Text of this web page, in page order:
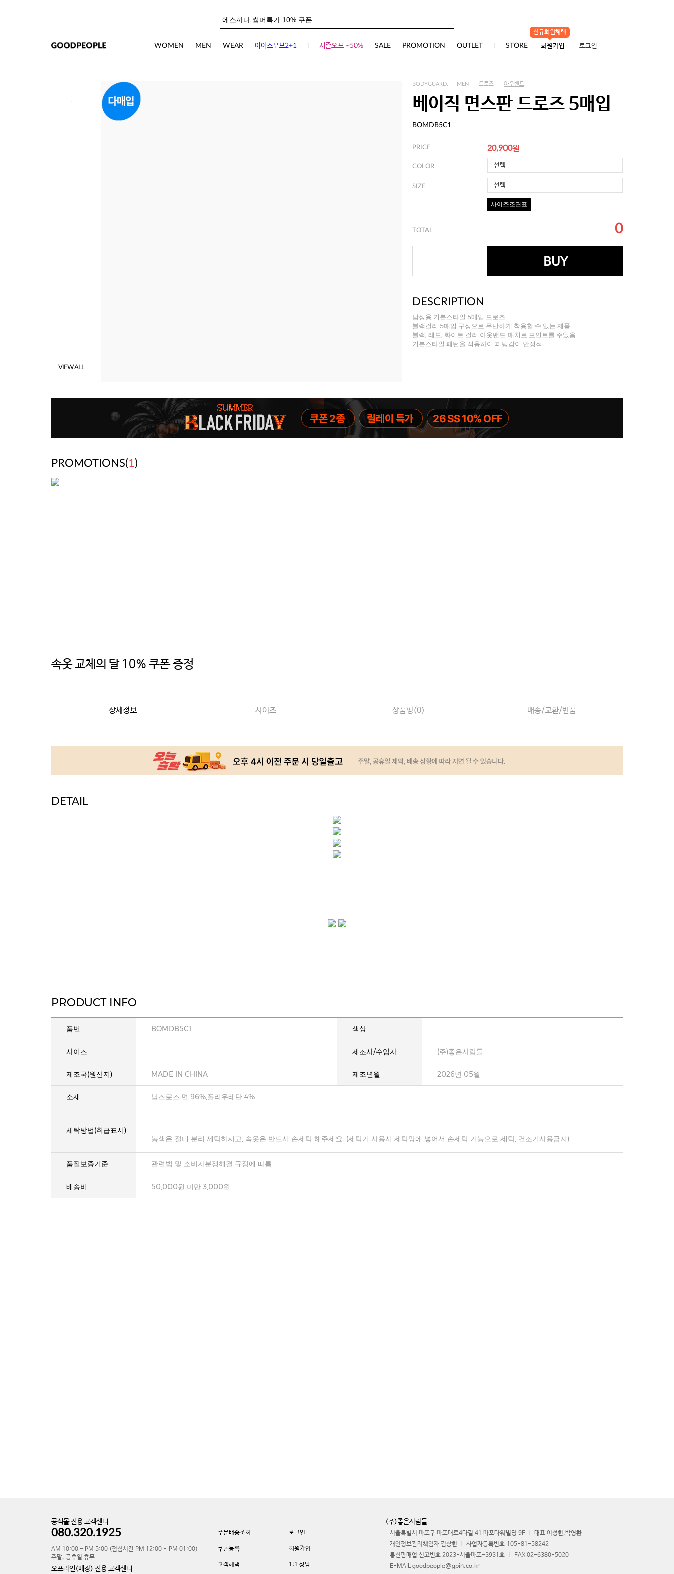
WOMEN MEN WEAR 아이스무브2+1 시즌오프 ~50% SALE PROMOTION OUTLET STORE
신규회원혜택
회원가입 로그인
VIEW ALL
BODYGUARD. MEN 드로즈 아웃밴드
베이직 면스판 드로즈 5매입
BOMDB5C1
PRICE 20,900원
COLOR 선택
SIZE 선택
사이즈조견표
TOTAL 0
BUY
DESCRIPTION
남성용 기본스타일 5매입 드로즈
블랙컬러 5매입 구성으로 무난하게 착용할 수 있는 제품
블랙, 레드, 화이트 컬러 아웃밴드 매치로 포인트를 주었음
기본스타일 패턴을 적용하여 피팅감이 안정적
PROMOTIONS(1)
속옷 교체의 달 10% 쿠폰 증정
상세정보 사이즈 상품평(0) 배송/교환/반품
DETAIL
PRODUCT INFO
품번 BOMDB5C1 색상
사이즈 제조사/수입자 (주)좋은사람들
제조국(원산지) MADE IN CHINA 제조년월 2026년 05월
소재 남즈로즈:면 96%,폴리우레탄 4%
세탁방법(취급표시)
농색은 절대 분리 세탁하시고, 속옷은 반드시 손세탁 해주세요. (세탁기 사용시 세탁망에 넣어서 손세탁 기능으로 세탁, 건조기사용금지)
품질보증기준 관련법 및 소비자분쟁해결 규정에 따름
배송비 50,000원 미만 3,000원
공식몰 전용 고객센터
080.320.1925
AM 10:00 - PM 5:00 (점심시간 PM 12:00 - PM 01:00)
주말, 공휴일 휴무
오프라인(매장) 전용 고객센터
주문배송조회 로그인
쿠폰등록 회원가입
고객혜택 1:1 상담
(주)좋은사람들
서울특별시 마포구 마포대로4다길 41 마포타워빌딩 9F
대표 이성현,박영환
개인정보관리책임자 김상현
사업자등록번호 105-81-58242
통신판매업 신고번호 2023-서울마포-3931호
FAX 02-6380-5020
E-MAIL goodpeople@gpin.co.kr